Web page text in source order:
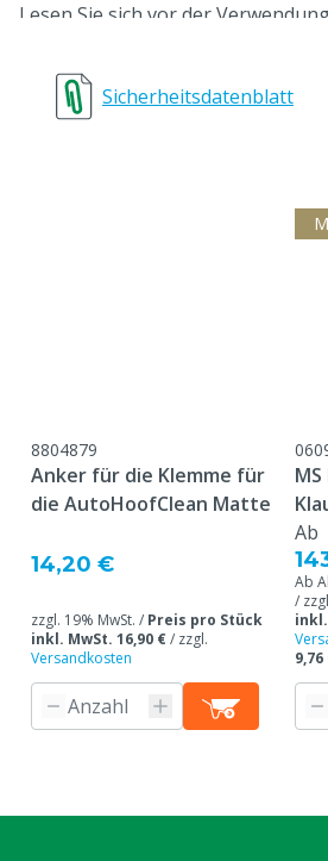
Lesen Sie sich vor der
durch.
Melkstand
Sicherheitsdatenblatt
8804879
Anker für die Klemme für
die AutoHoofClean Matte
14,20 €
zzgl. 19% MwSt. / Preis pro Stück
inkl. MwSt. 16,90 €/ zzgl.
Versandkosten
Ab
Ab
/
inkl.